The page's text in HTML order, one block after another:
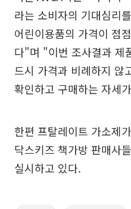
라는 소비자의 기대심리
어린이용품의 가격이 점
다"며 "이번 조사결과 제
드시 가격과 비례하지 않
확인하고 구매하는 자세
한편 프탈레이트 가소제
닥스키즈 책가방 판매사
실시하고 있다.